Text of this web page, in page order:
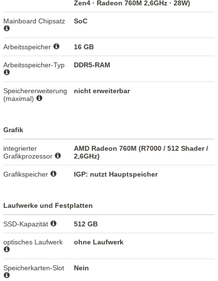
Zen4 · Radeon 760M 2,6GHz · 28W)
Mainboard Chipsatz SoC
Arbeitsspeicher 16 GB
Arbeitsspeicher-Typ DDR5-RAM
Speichererweiterung
(maximal)
nicht erweiterbar
Grafik
integrierter
Grafikprozessor
AMD Radeon 760M (R7000 / 512 Shader /
2,6GHz)
Grafikspeicher IGP: nutzt Hauptspeicher
Laufwerke und Festplatten
SSD-Kapazität 512 GB
optisches Laufwerk ohne Laufwerk
Speicherkarten-Slot Nein